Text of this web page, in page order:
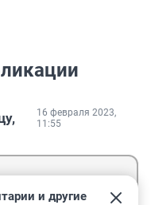
16 февраля 2023,
11:55
и другие